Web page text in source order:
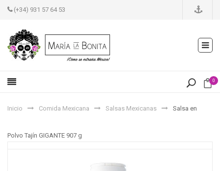
(+34) 931 57 64 53
0
Inicio Comida Mexicana Salsas Mexicanas Salsa en
Polvo Tajín GIGANTE 907 g